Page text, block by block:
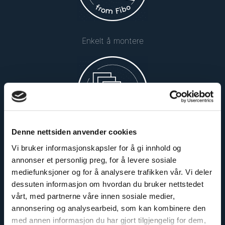
Denne nettsiden anvender cookies
Vi bruker informasjonskapsler for å gi innhold og
annonser et personlig preg, for å levere sosiale
mediefunksjoner og for å analysere trafikken vår. Vi deler
dessuten informasjon om hvordan du bruker nettstedet
vårt, med partnerne våre innen sosiale medier,
annonsering og analysearbeid, som kan kombinere den
med annen informasjon du har gjort tilgjengelig for dem,
Enkelt å montere
Sikker og godkjent